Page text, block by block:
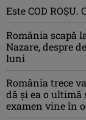
Este COD
România scapă
Nazare, despre
luni
România trece
dă și ea o ultimă
examen vine în